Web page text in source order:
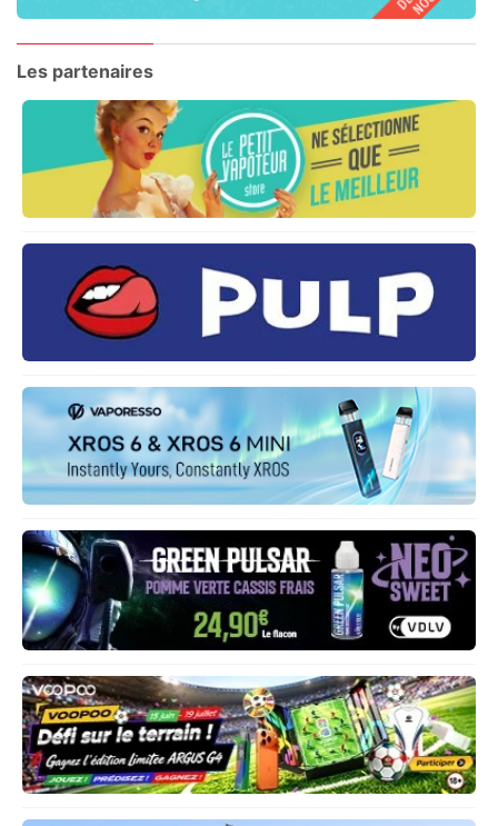
Les partenaires